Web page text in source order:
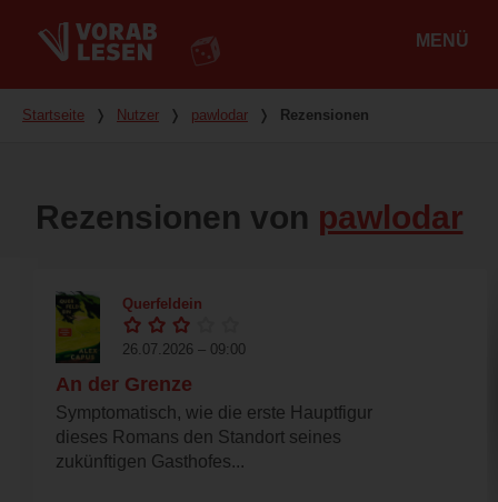
MENÜ
Du bist hier
Startseite ❭ Nutzer ❭ pawlodar ❭ Rezensionen
Rezensionen von pawlodar
Querfeldein
26.07.2026 – 09:00
An der Grenze
Symptomatisch, wie die erste Hauptfigur
dieses Romans den Standort seines
zukünftigen Gasthofes...